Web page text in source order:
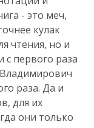
- это меч,
кулак
чтения, но и
с первого раза
раза. Да и
для их
они только